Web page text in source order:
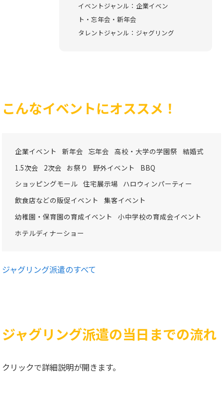
イベントジャンル：企業イベン
ト・忘年会・新年会
タレントジャンル：ジャグリング
こんなイベントにオススメ！
企業イベント 新年会 忘年会 高校・大学の学園祭 結婚式
1.5次会
2次会 お祭り 野外イベント
BBQ
ショッピングモール 住宅展示場 ハロウィンパーティー
飲食店などの販促イベント
集客イベント
幼稚園・保育園の育成イベント
小中学校の育成会イベント
ホテルディナーショー
ジャグリング派遣のすべて
ジャグリング派遣の当日までの流れ
クリックで詳細説明が開きます。